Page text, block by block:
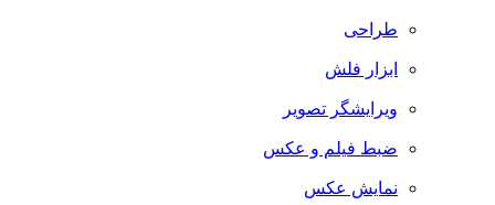
طراحی
ابزار فلش
ویرایشگر تصویر
ضبط فيلم و عكس
نمایش عکس